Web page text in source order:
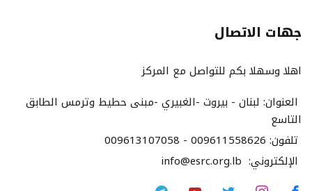
جهات الاتصال
اهلا وسهلا بكم للتواصل مع المركز
العنوان: لبنان - بيروت -الغبيري -مبنى حطيط وترمس الطابق
التاسع
تلفون: 009613107058 - 009611558626
الإلكتروني: